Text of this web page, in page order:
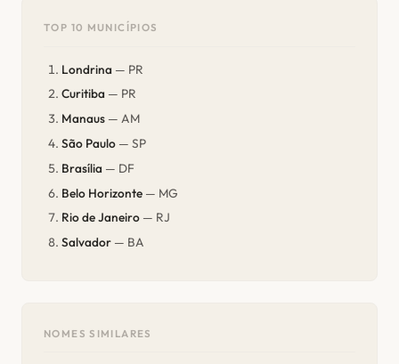
TOP 10 MUNICÍPIOS
Londrina — PR
Curitiba — PR
Manaus — AM
São Paulo — SP
Brasília — DF
Belo Horizonte — MG
Rio de Janeiro — RJ
Salvador — BA
NOMES SIMILARES